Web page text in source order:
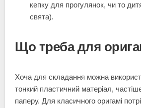
кепку для прогулянок, чи то
свята).
Що треба для
Хоча для складання можна
тонкий пластичний матеріал,
паперу. Для класичного оригамі